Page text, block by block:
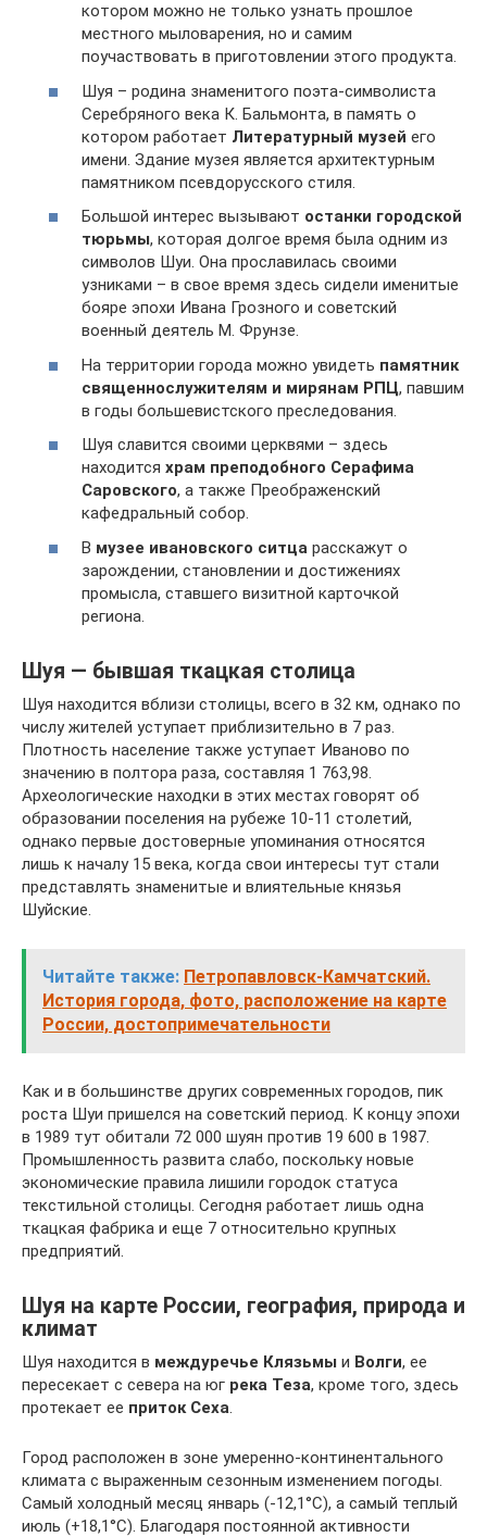
котором можно не только узнать прошлое
местного мыловарения, но и самим
поучаствовать в приготовлении этого продукта.
Шуя – родина знаменитого поэта-символиста
Серебряного века К. Бальмонта, в память о
котором работает Литературный музей его
имени. Здание музея является архитектурным
памятником псевдорусского стиля.
Большой интерес вызывают останки городской
тюрьмы, которая долгое время была одним из
символов Шуи. Она прославилась своими
узниками – в свое время здесь сидели именитые
бояре эпохи Ивана Грозного и советский
военный деятель М. Фрунзе.
На территории города можно увидеть памятник
священнослужителям и мирянам РПЦ, павшим
в годы большевистского преследования.
Шуя славится своими церквями – здесь
находится храм преподобного Серафима
Саровского, а также Преображенский
кафедральный собор.
В музее ивановского ситца расскажут о
зарождении, становлении и достижениях
промысла, ставшего визитной карточкой
региона.
Шуя — бывшая ткацкая столица
Шуя находится вблизи столицы, всего в 32 км, однако по
числу жителей уступает приблизительно в 7 раз.
Плотность население также уступает Иваново по
значению в полтора раза, составляя 1 763,98.
Археологические находки в этих местах говорят об
образовании поселения на рубеже 10-11 столетий,
однако первые достоверные упоминания относятся
лишь к началу 15 века, когда свои интересы тут стали
представлять знаменитые и влиятельные князья
Шуйские.
Читайте также: Петропавловск-Камчатский.
История города, фото, расположение на карте
России, достопримечательности
Как и в большинстве других современных городов, пик
роста Шуи пришелся на советский период. К концу эпохи
в 1989 тут обитали 72 000 шуян против 19 600 в 1987.
Промышленность развита слабо, поскольку новые
экономические правила лишили городок статуса
текстильной столицы. Сегодня работает лишь одна
ткацкая фабрика и еще 7 относительно крупных
предприятий.
Шуя на карте России, география, природа и
климат
Шуя находится в междуречье Клязьмы и Волги, ее
пересекает с севера на юг река Теза, кроме того, здесь
протекает ее приток Сеха.
Город расположен в зоне умеренно-континентального
климата с выраженным сезонным изменением погоды.
Самый холодный месяц январь (-12,1°C), а самый теплый
июль (+18,1°C). Благодаря постоянной активности